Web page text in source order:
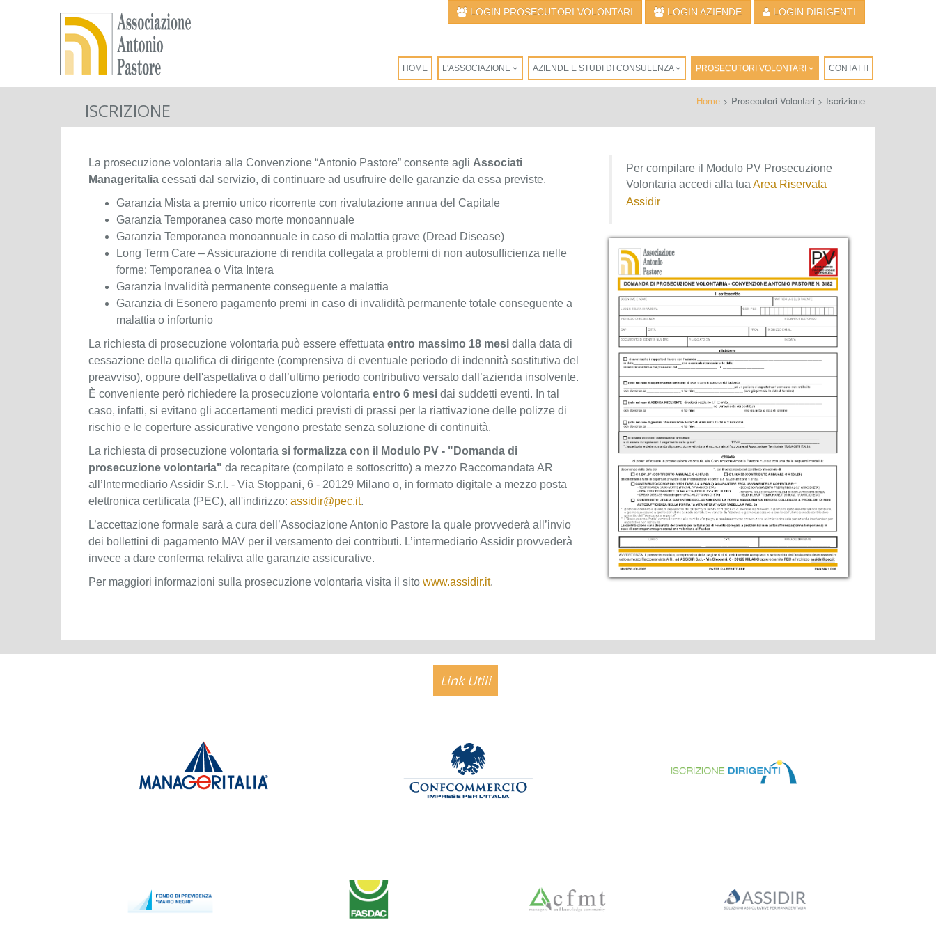
LOGIN PROSECUTORI VOLONTARI LOGIN AZIENDE LOGIN DIRIGENTI
HOME L'ASSOCIAZIONE AZIENDE E STUDI DI CONSULENZA PROSECUTORI VOLONTARI CONTATTI
ISCRIZIONE Home > Prosecutori Volontari > Iscrizione
La prosecuzione volontaria alla Convenzione “Antonio Pastore” consente agli Associati
Manageritalia cessati dal servizio, di continuare ad usufruire delle garanzie da essa previste.
Garanzia Mista a premio unico ricorrente con rivalutazione annua del Capitale
Garanzia Temporanea caso morte monoannuale
Garanzia Temporanea monoannuale in caso di malattia grave (Dread Disease)
Long Term Care – Assicurazione di rendita collegata a problemi di non autosufficienza nelle
forme: Temporanea o Vita Intera
Garanzia Invalidità permanente conseguente a malattia
Garanzia di Esonero pagamento premi in caso di invalidità permanente totale conseguente a
malattia o infortunio
La richiesta di prosecuzione volontaria può essere effettuata entro massimo 18 mesi dalla data di
cessazione della qualifica di dirigente (comprensiva di eventuale periodo di indennità sostitutiva del
preavviso), oppure dell'aspettativa o dall’ultimo periodo contributivo versato dall’azienda insolvente.
È conveniente però richiedere la prosecuzione volontaria entro 6 mesi dai suddetti eventi. In tal
caso, infatti, si evitano gli accertamenti medici previsti di prassi per la riattivazione delle polizze di
rischio e le coperture assicurative vengono prestate senza soluzione di continuità.
La richiesta di prosecuzione volontaria si formalizza con il Modulo PV - "Domanda di
prosecuzione volontaria" da recapitare (compilato e sottoscritto) a mezzo Raccomandata AR
all’Intermediario Assidir S.r.l. - Via Stoppani, 6 - 20129 Milano o, in formato digitale a mezzo posta
elettronica certificata (PEC), all'indirizzo: assidir@pec.it.
L’accettazione formale sarà a cura dell’Associazione Antonio Pastore la quale provvederà all’invio
dei bollettini di pagamento MAV per il versamento dei contributi. L’intermediario Assidir provvederà
invece a dare conferma relativa alle garanzie assicurative.
Per maggiori informazioni sulla prosecuzione volontaria visita il sito www.assidir.it.
Per compilare il Modulo PV Prosecuzione
Volontaria accedi alla tua Area Riservata
Assidir
Link Utili